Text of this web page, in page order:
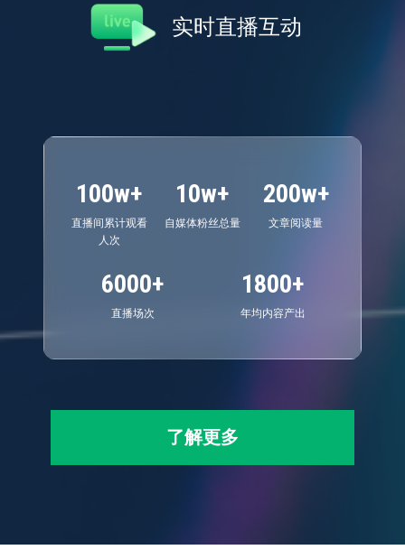
实时直播互动
100w+
直播间累计观看
人次
10w+
自媒体粉丝总量
200w+
文章阅读量
6000+
直播场次
1800+
年均内容产出
了解更多